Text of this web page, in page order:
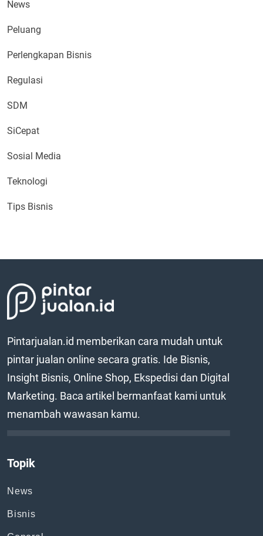
News
Peluang
Perlengkapan Bisnis
Regulasi
SDM
SiCepat
Sosial Media
Teknologi
Tips Bisnis
Pintarjualan.id memberikan cara mudah untuk
pintar jualan online secara gratis. Ide Bisnis,
Insight Bisnis, Online Shop, Ekspedisi dan Digital
Marketing. Baca artikel bermanfaat kami untuk
menambah wawasan kamu.